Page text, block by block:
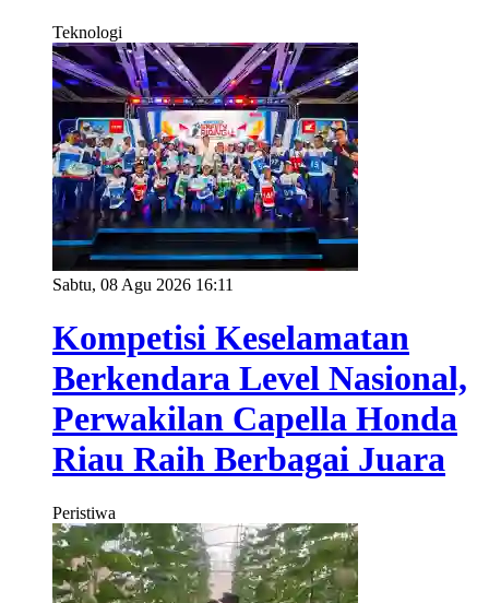
Teknologi
Sabtu, 08 Agu 2026 16:11
Kompetisi Keselamatan
Berkendara Level Nasional,
Perwakilan Capella Honda
Riau Raih Berbagai Juara
Peristiwa